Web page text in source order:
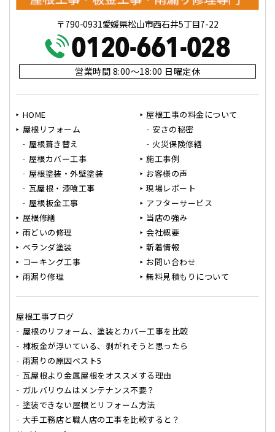
〒790-0931愛媛県松山市西石井5丁目7-22
営業時間 8:00～18:00 日曜定休
HOME
屋根リフォーム
屋根葺き替え
屋根カバー工事
屋根塗装・外壁塗装
瓦屋根・漆喰工事
屋根板金工事
屋根修繕
雨どいの修理
ベランダ塗装
コーキング工事
雨漏り修理
屋根工事の料金について
安さの秘密
火災保険修繕
施工事例
お客様の声
現場レポート
アフターサービス
当店の強み
会社概要
新着情報
お問い合わせ
無料見積もりについて
屋根工事ブログ
屋根のリフォーム、塗装とカバー工事を比較
棟板金が浮いている、剥がれそうと思ったら
雨漏りの原因ベスト5
瓦屋根より金属屋根をオススメする理由
ガルバリウムはメンテナンス不要？
塗装できない屋根とリフォーム方法
大手工務店と職人店の工事を比較すると？